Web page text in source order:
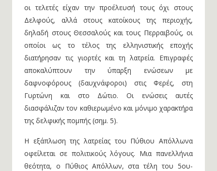
οι τελετές είχαν την προέλευσή τους όχι στους
Δελφούς, αλλά στους κατοίκους της περιοχής,
δηλαδή στους Θεσσαλούς και τους Περραιβούς, οι
οποίοι ως το τέλος της ελληνιστικής εποχής
διατήρησαν τις γιορτές και τη λατρεία. Επιγραφές
αποκαλύπτουν την ύπαρξη ενώσεων με
δαφνοφόρους (δαυχνάφοροι) στις Φερές, στη
Γυρτώνη και στο Δώτιο. Οι ενώσεις αυτές
διασφάλιζαν τον καθιερωμένο και μόνιμο χαρακτήρα
της δελφικής πομπής (σημ. 5).
Η εξάπλωση της λατρείας του Πύθιου Απόλλωνα
οφείλεται σε πολιτικούς λόγους. Μια πανελλήνια
θεότητα, ο Πύθιος Απόλλων, στα τέλη του 5ου-